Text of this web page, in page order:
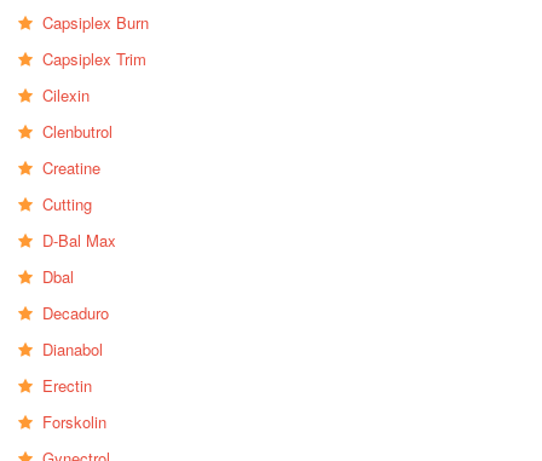
Capsiplex Burn
Capsiplex Trim
Cilexin
Clenbutrol
Creatine
Cutting
D-Bal Max
Dbal
Decaduro
Dianabol
Erectin
Forskolin